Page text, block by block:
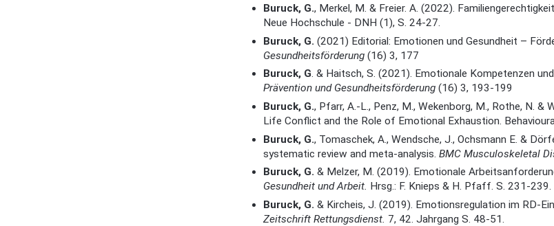
Buruck, G., Merkel, M. & Freier. A. (2022).
Neue Hochschule - DNH (1), S. 24-27.
Buruck, G. (2021) Editorial: Emotionen und Gesundheit –
Gesundheitsförderung (16) 3, 177
Buruck, G. & Haitsch, S. (2021). Emotionale Kompetenzen
Prävention und Gesundheitsförderung (16) 3, 193-199
Buruck, G., Pfarr, A.-L., Penz, M., Wekenborg, M., Rothe, N.
Life Conflict and the Role of Emotional Exhaustion.
Buruck, G., Tomaschek, A., Wendsche, J., Ochsmann E. &
systematic review and meta-analysis. BMC Musculoskeletal
Buruck, G. & Melzer, M. (2019). Emotionale
Gesundheit und Arbeit. Hrsg.: F. Knieps & H. Pfaff. S. 231-239.
Buruck, G. & Kircheis, J. (2019). Emotionsregulation im RD-
Zeitschrift Rettungsdienst. 7, 42. Jahrgang S. 48-51.